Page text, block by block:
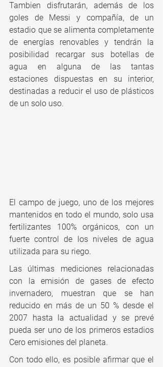
Tambien disfrutarán, además de los
goles de Messi y compañía, de un
estadio que se alimenta completamente
de energías renovables y tendrán la
posibilidad recargar sus botellas de
agua en alguna de las tantas
estaciones dispuestas en su interior,
destinadas a reducir el uso de plásticos
de un solo uso.
El campo de juego, uno de los mejores
mantenidos en todo el mundo, solo usa
fertilizantes 100% orgánicos, con un
fuerte control de los niveles de agua
utilizada para su riego.
Las últimas mediciones relacionadas
con la emisión de gases de efecto
invernadero, muestran que se han
reducido en más de un 50 % desde el
2007 hasta la actualidad y se prevé
pueda ser uno de los primeros estadios
Cero emisiones del planeta.
Con todo ello, es posible afirmar que el